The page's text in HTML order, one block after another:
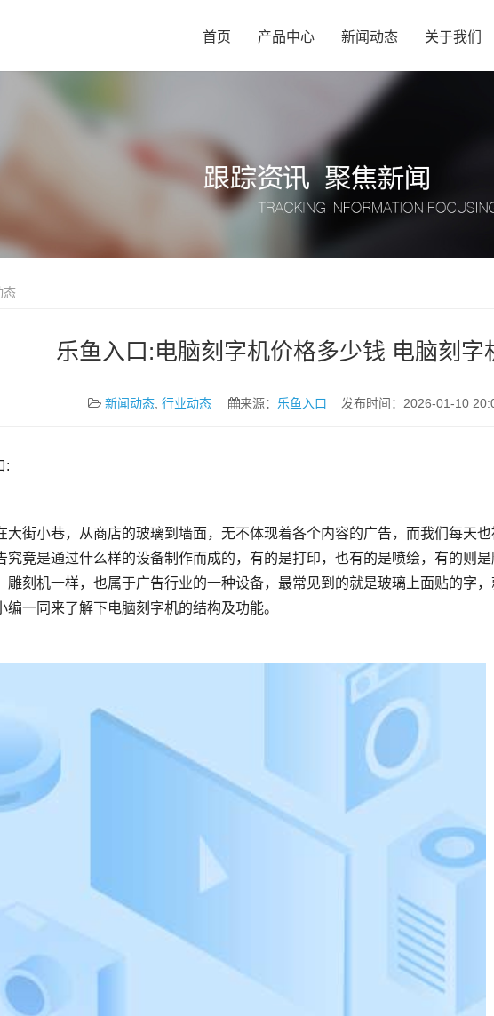
首页 产品中心 新闻动态 关于我们
态
乐鱼入口:电脑刻字机价格多少钱 电脑刻字
新闻动态, 行业动态 来源： 乐鱼入口 发布时间：2026-01-10
:
究竟是通过什么样的设备制作而成的，有的是打印，也有的是喷绘，有的则
雕刻机一样，也属于广告行业的一种设备，最常见到的就是玻璃上面贴的字